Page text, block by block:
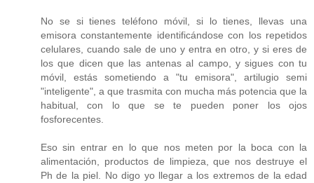
No se si tienes teléfono móvil, si lo tienes, llevas una
emisora constantemente identificándose con los repetidos
celulares, cuando sale de uno y entra en otro, y si eres de
los que dicen que las antenas al campo, y sigues con tu
móvil, estás sometiendo a "tu emisora", artilugio semi
"inteligente", a que trasmita con mucha más potencia que la
habitual, con lo que se te pueden poner los ojos
fosforecentes.
Eso sin entrar en lo que nos meten por la boca con la
alimentación, productos de limpieza, que nos destruye el
Ph de la piel. No digo yo llegar a los extremos de la edad